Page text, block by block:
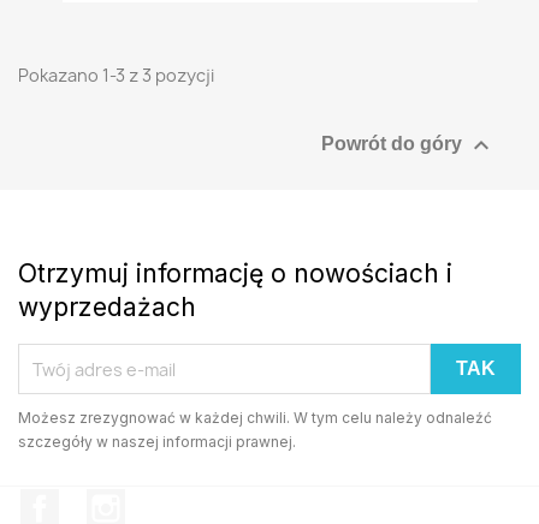
Pokazano 1-3 z 3 pozycji
Powrót do góry 
Otrzymuj informację o nowościach i
wyprzedażach
Możesz zrezygnować w każdej chwili. W tym celu należy odnaleźć
szczegóły w naszej informacji prawnej.